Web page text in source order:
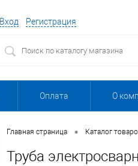
Вход Регистрация
Оплата О
Главная страница • Каталог
Труба